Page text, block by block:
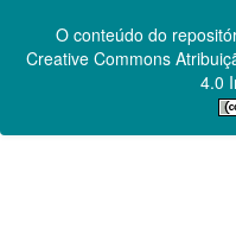
O conteúdo do
Creative Commons
4.0